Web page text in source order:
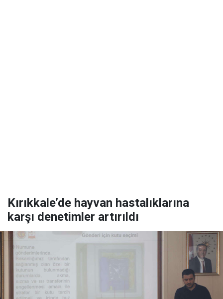
Kırıkkale’de hayvan hastalıklarına
karşı denetimler artırıldı